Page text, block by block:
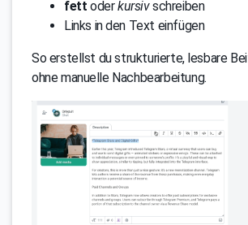
fett oderkursivschreiben
Links in den Text einfügen
So erstellst du strukturierte, lesbare
ohne manuelle Nachbearbeitung.